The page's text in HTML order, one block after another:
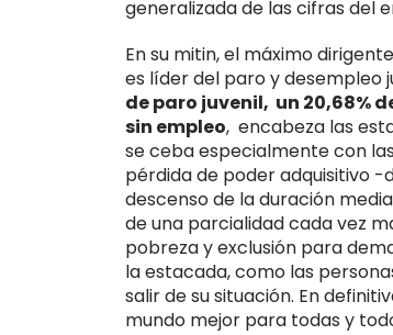
generalizada de las cifras del
En su mitin, el máximo
es líder del paro y desempleo
de paro juvenil, un 20,68%
sin empleo, encabeza las
se ceba especialmente con
pérdida de poder adquisitivo -
descenso de la duración
de una parcialidad cada vez
pobreza y exclusión para
la estacada, como las
salir de su situación. En
mundo mejor para todas y